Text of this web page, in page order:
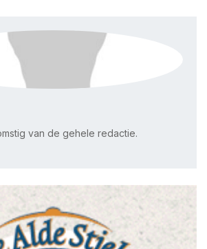
van de gehele redactie.